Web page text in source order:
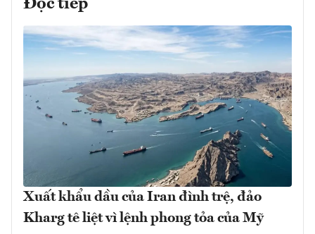
Đọc tiếp
Xuất khẩu dầu của Iran đình trệ, đảo
Kharg tê liệt vì lệnh phong tỏa của Mỹ